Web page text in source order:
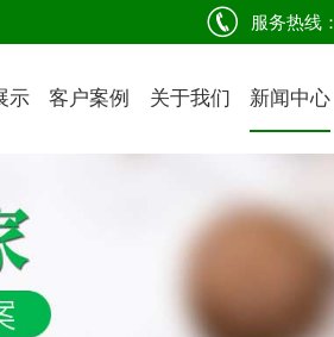
服务热线：
示 客户案例 关于我们 新闻中心